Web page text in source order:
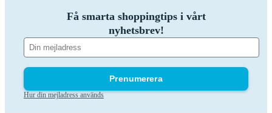
Få smarta shoppingtips i vårt
nyhetsbrev!
Prenumerera
Hur din mejladress används